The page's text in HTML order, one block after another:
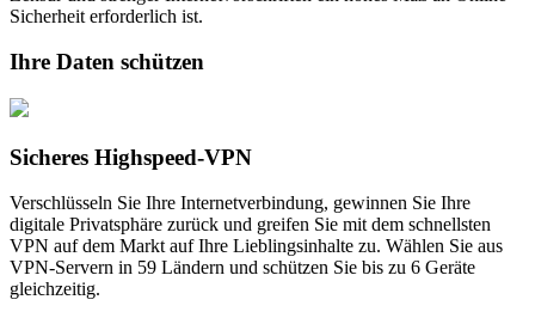
Sicherheit erforderlich ist.
Ihre Daten schützen
Sicheres Highspeed-VPN
Verschlüsseln Sie Ihre Internetverbindung, gewinnen Sie Ihre
digitale Privatsphäre zurück und greifen Sie mit dem schnellsten
VPN auf dem Markt auf Ihre Lieblingsinhalte zu. Wählen Sie aus
VPN-Servern in 59 Ländern und schützen Sie bis zu 6 Geräte
gleichzeitig.